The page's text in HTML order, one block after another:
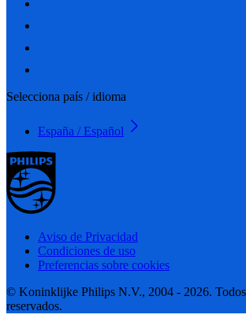
Selecciona país / idioma
España / Español
Aviso de Privacidad
Condiciones de uso
Preferencias sobre cookies
© Koninklijke Philips N.V., 2004 - 2026. Todos
reservados.